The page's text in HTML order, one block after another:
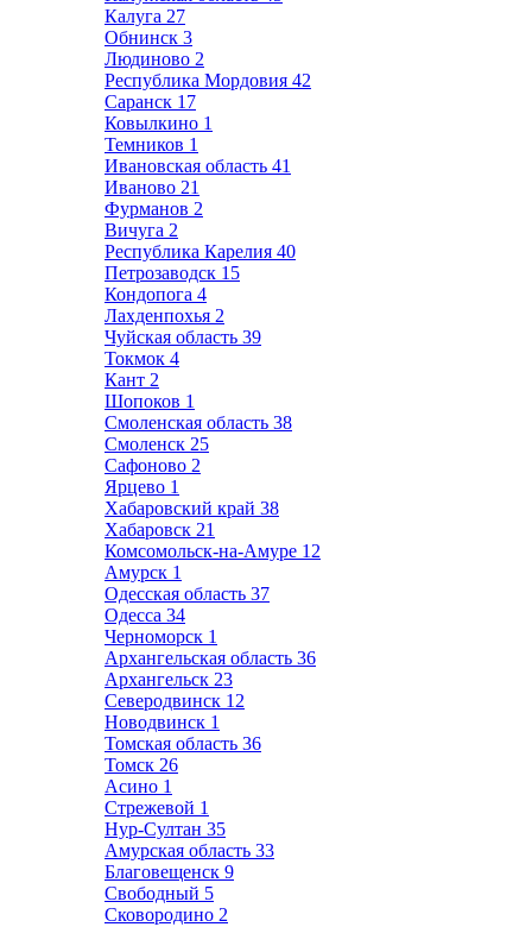
Калуга 27
Обнинск 3
Людиново 2
Республика Мордовия 42
Саранск 17
Ковылкино 1
Темников 1
Ивановская область 41
Иваново 21
Фурманов 2
Вичуга 2
Республика Карелия 40
Петрозаводск 15
Кондопога 4
Лахденпохья 2
Чуйская область 39
Токмок 4
Кант 2
Шопоков 1
Смоленская область 38
Смоленск 25
Сафоново 2
Ярцево 1
Хабаровский край 38
Хабаровск 21
Комсомольск-на-Амуре 12
Амурск 1
Одесская область 37
Одесса 34
Черноморск 1
Архангельская область 36
Архангельск 23
Северодвинск 12
Новодвинск 1
Томская область 36
Томск 26
Асино 1
Стрежевой 1
Нур-Султан 35
Амурская область 33
Благовещенск 9
Свободный 5
Сковородино 2